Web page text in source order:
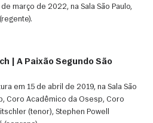
março de 2022, na Sala São Paulo,
| A Paixão Segundo São
em 15 de abril de 2019, na Sala São
Coro Acadêmico da Osesp, Coro
(tenor), Stephen Powell